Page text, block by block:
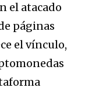
el atacado
páginas
el vínculo,